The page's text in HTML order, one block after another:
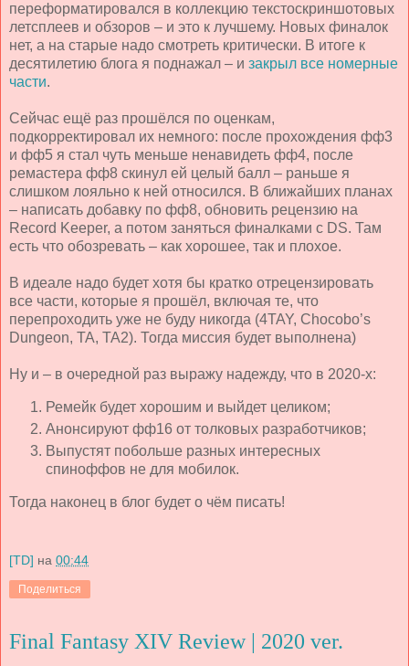
переформатировался в коллекцию текстоскриншотовых
летсплеев и обзоров – и это к лучшему. Новых финалок
нет, а на старые надо смотреть критически. В итоге к
десятилетию блога я поднажал – и закрыл все номерные
части.
Сейчас ещё раз прошёлся по оценкам,
подкорректировал их немного: после прохождения фф3
и фф5 я стал чуть меньше ненавидеть фф4, после
ремастера фф8 скинул ей целый балл – раньше я
слишком лояльно к ней относился. В ближайших планах
– написать добавку по фф8, обновить рецензию на
Record Keeper, а потом заняться финалками с DS. Там
есть что обозревать – как хорошее, так и плохое.
В идеале надо будет хотя бы кратко отрецензировать
все части, которые я прошёл, включая те, что
перепроходить уже не буду никогда (4TAY, Chocobo’s
Dungeon, TA, TA2). Тогда миссия будет выполнена)
Ну и – в очередной раз выражу надежду, что в 2020-х:
Ремейк будет хорошим и выйдет целиком;
Анонсируют фф16 от толковых разработчиков;
Выпустят побольше разных интересных
спиноффов не для мобилок.
Тогда наконец в блог будет о чём писать!
[TD] на 00:44
Поделиться
Final Fantasy XIV Review | 2020 ver.